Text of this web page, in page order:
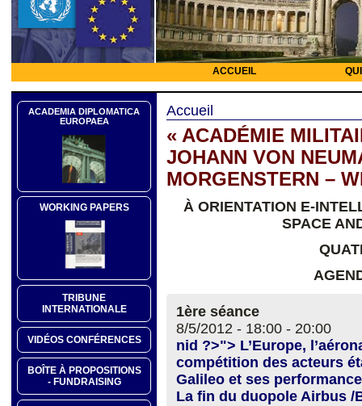
ACCUEIL
ACADEMIA DIPLOMATICA
EUROPAEA
WORKING PAPERS
TRIBUNE
INTERNATIONALE
VIDÉOS CONFÉRENCES
BOÎTE À PROPOSITIONS
- FUNDRAISING
Accueil
« ACADÉMIE
JOHANN VON
MORGENSTERN –
À ORIENTATION E-
SPACE
1ère séance
8/5/2012 - 18:00 - 20:00
nid ?>"> L’Europe,
compétition des acteurs
Galileo et ses
La fin du duopole Airbus /